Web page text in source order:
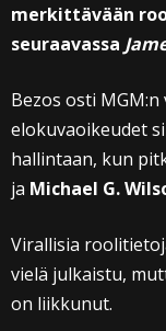
merkittävään
seuraavassa
Bezos osti MGM:n
elokuvaoikeudet
hallintaan, kun
ja Michael G.
Virallisia
vielä julkaistu,
on liikkunut.